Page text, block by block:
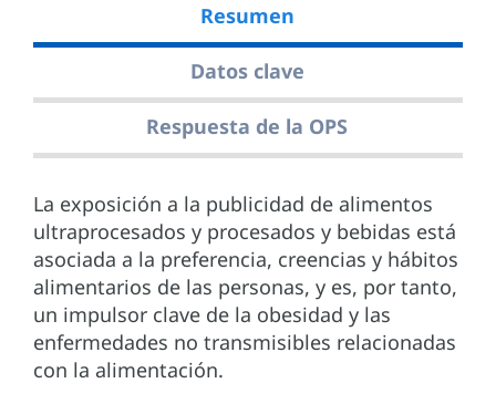
Resumen
Datos clave
Respuesta de la OPS
La exposición a la publicidad de alimentos
ultraprocesados y procesados y bebidas está
asociada a la preferencia, creencias y hábitos
alimentarios de las personas, y es, por tanto,
un impulsor clave de la obesidad y las
enfermedades no transmisibles relacionadas
con la alimentación.